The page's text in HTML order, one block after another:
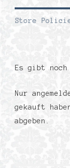
Store
Es gibt noch
Nur
gekauft
abgeben.